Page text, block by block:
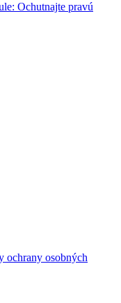
Ochutnajte pravú
ochrany osobných